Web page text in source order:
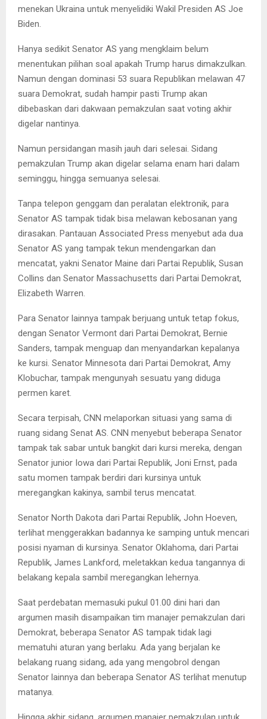
menekan Ukraina untuk menyelidiki Wakil Presiden AS Joe
Biden.
Hanya sedikit Senator AS yang mengklaim belum
menentukan pilihan soal apakah Trump harus dimakzulkan.
Namun dengan dominasi 53 suara Republikan melawan 47
suara Demokrat, sudah hampir pasti Trump akan
dibebaskan dari dakwaan pemakzulan saat voting akhir
digelar nantinya.
Namun persidangan masih jauh dari selesai. Sidang
pemakzulan Trump akan digelar selama enam hari dalam
seminggu, hingga semuanya selesai.
Tanpa telepon genggam dan peralatan elektronik, para
Senator AS tampak tidak bisa melawan kebosanan yang
dirasakan. Pantauan Associated Press menyebut ada dua
Senator AS yang tampak tekun mendengarkan dan
mencatat, yakni Senator Maine dari Partai Republik, Susan
Collins dan Senator Massachusetts dari Partai Demokrat,
Elizabeth Warren.
Para Senator lainnya tampak berjuang untuk tetap fokus,
dengan Senator Vermont dari Partai Demokrat, Bernie
Sanders, tampak menguap dan menyandarkan kepalanya
ke kursi. Senator Minnesota dari Partai Demokrat, Amy
Klobuchar, tampak mengunyah sesuatu yang diduga
permen karet.
Secara terpisah, CNN melaporkan situasi yang sama di
ruang sidang Senat AS. CNN menyebut beberapa Senator
tampak tak sabar untuk bangkit dari kursi mereka, dengan
Senator junior Iowa dari Partai Republik, Joni Ernst, pada
satu momen tampak berdiri dari kursinya untuk
meregangkan kakinya, sambil terus mencatat.
Senator North Dakota dari Partai Republik, John Hoeven,
terlihat menggerakkan badannya ke samping untuk mencari
posisi nyaman di kursinya. Senator Oklahoma, dari Partai
Republik, James Lankford, meletakkan kedua tangannya di
belakang kepala sambil meregangkan lehernya.
Saat perdebatan memasuki pukul 01.00 dini hari dan
argumen masih disampaikan tim manajer pemakzulan dari
Demokrat, beberapa Senator AS tampak tidak lagi
mematuhi aturan yang berlaku. Ada yang berjalan ke
belakang ruang sidang, ada yang mengobrol dengan
Senator lainnya dan beberapa Senator AS terlihat menutup
matanya.